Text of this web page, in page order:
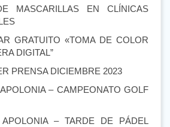
MASCARILLAS EN CLÍNICAS
GRATUITO «TOMA DE COLOR
DIGITAL”
PRENSA DICIEMBRE 2023
– CAMPEONATO GOLF
APOLONIA – TARDE DE PÁDEL